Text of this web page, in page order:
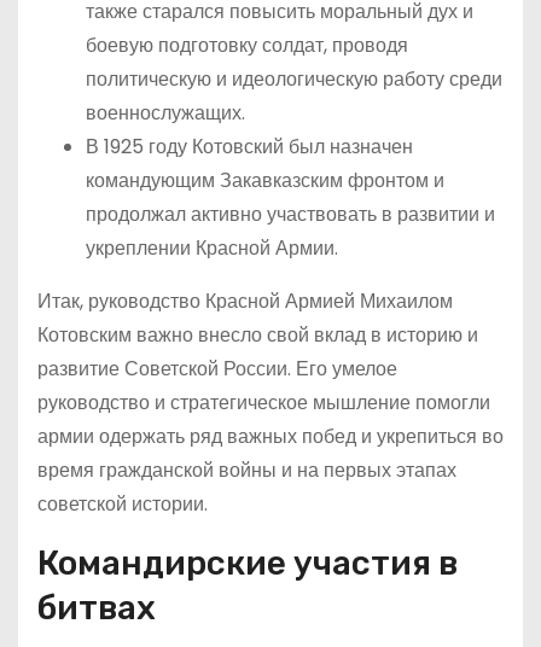
также старался повысить моральный дух и
боевую подготовку солдат, проводя
политическую и идеологическую работу среди
военнослужащих.
В 1925 году Котовский был назначен
командующим Закавказским фронтом и
продолжал активно участвовать в развитии и
укреплении Красной Армии.
Итак, руководство Красной Армией Михаилом
Котовским важно внесло свой вклад в историю и
развитие Советской России. Его умелое
руководство и стратегическое мышление помогли
армии одержать ряд важных побед и укрепиться во
время гражданской войны и на первых этапах
советской истории.
Командирские участия в
битвах